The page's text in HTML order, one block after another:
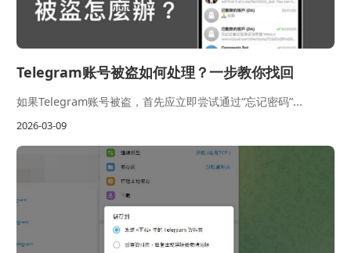
Telegram账号被盗如何处理？一步教你找回
如果Telegram账号被盗，首先应立即尝试通过“忘记密码”...
2026-03-09